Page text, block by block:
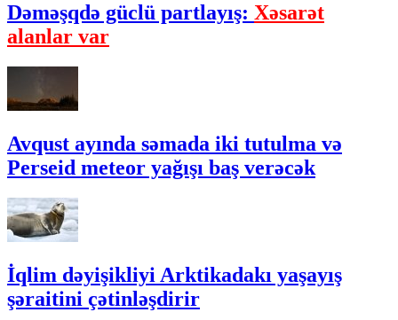
Dəməşqdə güclü partlayış: Xəsarət
alanlar var
Avqust ayında səmada iki tutulma və
Perseid meteor yağışı baş verəcək
İqlim dəyişikliyi Arktikadakı yaşayış
şəraitini çətinləşdirir